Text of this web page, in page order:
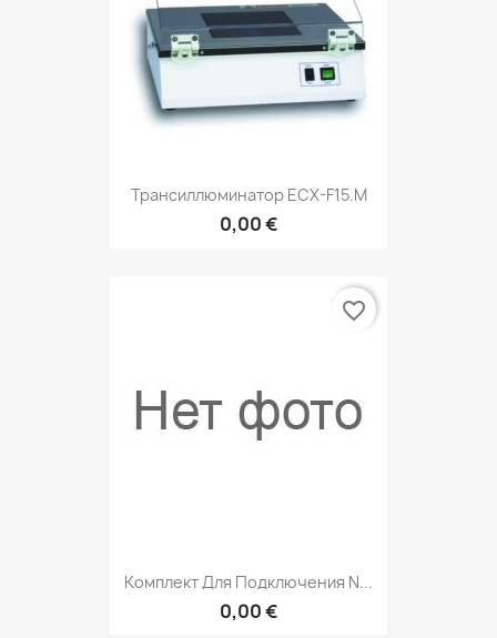
Трансиллюминатор ECX-F15.М
0,00 €
Комплект Для Подключения N...
0,00 €
favorite_border